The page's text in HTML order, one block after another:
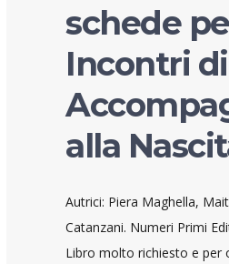
schede
Incontri di
alla
Autrici: Piera Maghella,
Catanzani. Numeri Primi
Libro molto richiesto e per